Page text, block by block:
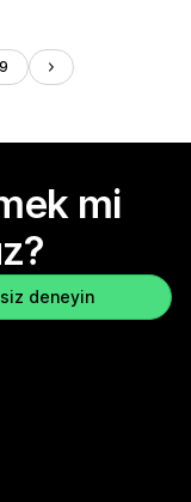
mi
deneyin